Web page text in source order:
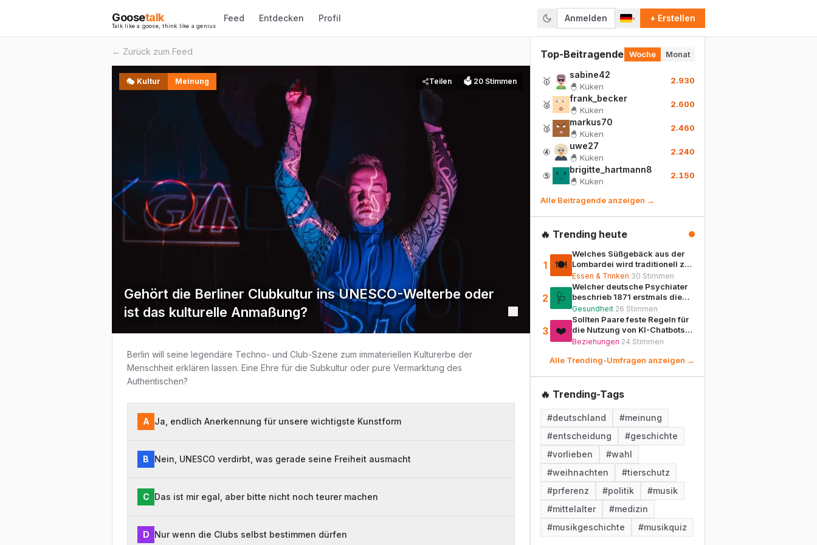
Goosetalk
Talk like a goose, think like a genius
Feed Entdecken Profil Anmelden ▾ + Erstellen
← Zurück zum Feed
🎭 Kultur Meinung Teilen 🗳 20 Stimmen
Gehört die Berliner Clubkultur ins UNESCO-Welterbe oder
ist das kulturelle Anmaßung?
Berlin will seine legendäre Techno- und Club-Szene zum immateriellen Kulturerbe der
Menschheit erklären lassen. Eine Ehre für die Subkultur oder pure Vermarktung des
Authentischen?
A Ja, endlich Anerkennung für unsere wichtigste Kunstform
B Nein, UNESCO verdirbt, was gerade seine Freiheit ausmacht
C Das ist mir egal, aber bitte nicht noch teurer machen
D Nur wenn die Clubs selbst bestimmen dürfen
Top-Beitragende Woche Monat
🥇
sabine42
🐣 Küken
2.930
🥈
frank_becker
🐣 Küken
2.600
🥉
markus70
🐣 Küken
2.460
④
uwe27
🐣 Küken
2.240
⑤
brigitte_hartmann8
🐣 Küken
2.150
Alle Beitragende anzeigen →
🔥 Trending heute
1 🍽️
Welches Süßgebäck aus der
Lombardei wird traditionell zu
Weihnachten gegessen und
enthält kandierte Früchte
sowie Rosinen?
Essen & Trinken 30 Stimmen
2 🩺
Welcher deutsche Psychiater
beschrieb 1871 erstmals die
'Hebephrenie' als
eigenständige Form der
jugendlichen
Geisteskrankheit?
Gesundheit 26 Stimmen
3 ❤️
Sollten Paare feste Regeln für
die Nutzung von KI-Chatbots
als emotionale
Beziehungen 24 Stimmen
Alle Trending-Umfragen anzeigen →
🔥 Trending-Tags
#deutschland #meinung
#entscheidung #geschichte
#vorlieben #wahl
#weihnachten #tierschutz
#prferenz #politik #musik
#mittelalter #medizin
#musikgeschichte #musikquiz